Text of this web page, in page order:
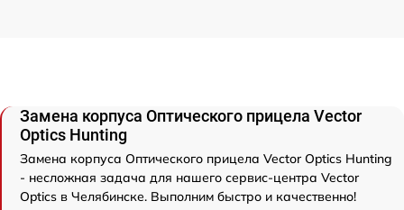
Замена корпуса Оптического прицела Vector
Optics Hunting
Замена корпуса Оптического прицела Vector Optics Hunting
- несложная задача для нашего сервис-центра Vector
Optics в Челябинске. Выполним быстро и качественно!